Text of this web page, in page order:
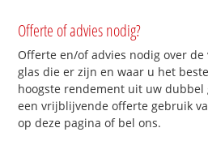
Offerte of advies nodig?
Offerte en/of advies nodig over
glas die er zijn en waar u het
hoogste rendement uit uw dubbel
een vrijblijvende offerte gebruik
op deze pagina of bel ons.